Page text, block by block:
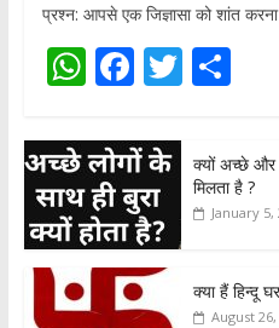
प्रश्न: आपसे एक जिज्ञासा को शांत करना
W
at
s
A
p
p
F
e
b
o
o
k
T
itt
er
S
ar
e
क्यों अच्छे और
मिलता है ?
January 5,
क्या हैं हिन्दू
August 26,